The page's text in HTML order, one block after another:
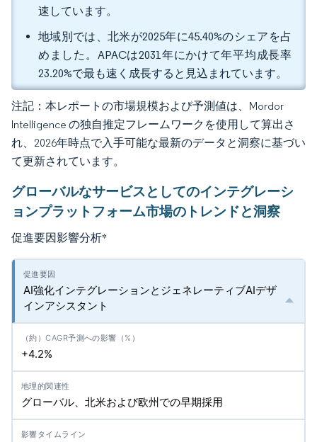
速しています。
地域別では、北米が2025年に45.40%のシェアを占
めました。APACは2031年にかけて年平均成長率
23.20%で最も速く成長すると見込まれています。
注記：本レポートの市場規模および予測値は、Mordor
Intelligence の独自推定フレームワークを使用して算出さ
れ、2026年時点で入手可能な最新のデータと洞察に基づい
て更新されています。
グローバルなサービスとしてのインテグレーシ
ョンプラットフォーム市場のトレンドと洞察
促進要因影響分析*
AI強化インテグレーションとジェネレーティブAIデザ
インアシスタント
+4.2%
グローバル、北米および欧州での早期採用